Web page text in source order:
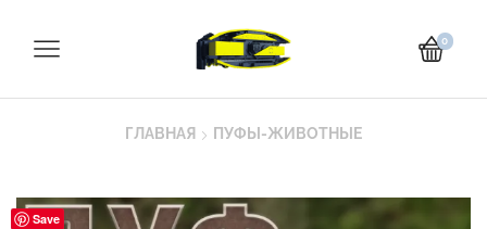
0
ГЛАВНАЯ ПУФЫ-ЖИВОТНЫЕ
Save